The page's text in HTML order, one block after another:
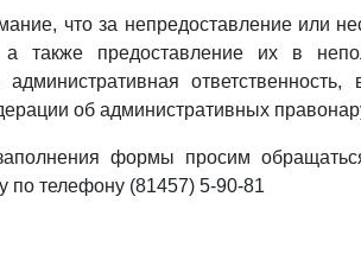
что за непредоставление или
а также предоставление их в
административная
об административных
формы просим
по телефону (81457) 5-90-81